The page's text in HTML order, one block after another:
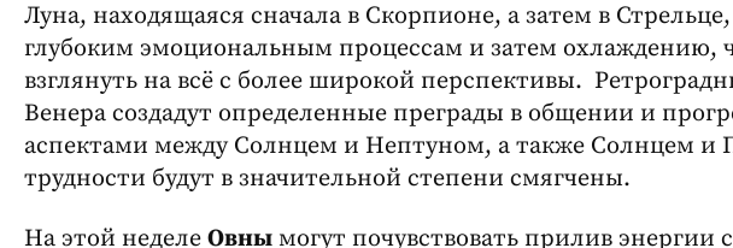
Луна, находящаяся сначала в Скорпионе, а затем в Стрельце,
глубоким эмоциональным процессам и затем охлаждению,
взглянуть на всё с более широкой перспективы.
Венера создадут определенные преграды в общении и
аспектами между Солнцем и Нептуном, а также Солнцем и
трудности будут в значительной степени смягчены.
На этой неделе Овны могут почувствовать прилив энергии